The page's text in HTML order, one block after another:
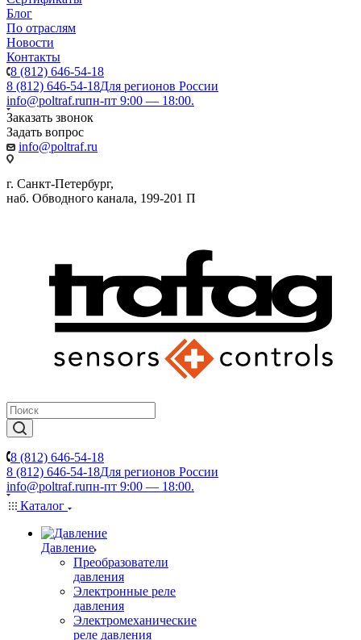
Блог
По отраслям
Новости
Контакты
8 (812) 646-54-18
8 (812) 646-54-18Для регионов России
info@poltraf.ruпн-пт 9:00 — 18:00.
Заказать звонок
Задать вопрос
info@poltraf.ru
г. Санкт-Петербург,
наб. Обводного канала, 199-201 П
8 (812) 646-54-18
8 (812) 646-54-18Для регионов России
info@poltraf.ruпн-пт 9:00 — 18:00.
Каталог
Давление
Преобразователи
давления
Электронные реле
давления
Электромеханические
реле давления